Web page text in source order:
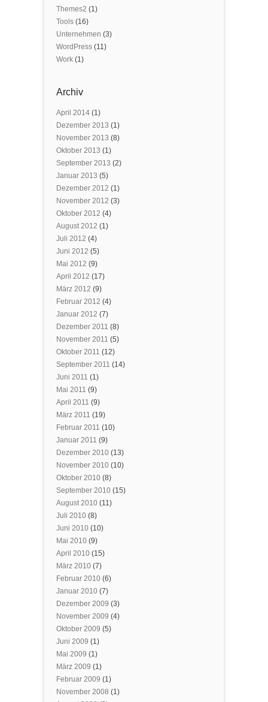
Themes2 (1)
Tools (16)
Unternehmen (3)
WordPress (11)
Work (1)
Archiv
April 2014 (1)
Dezember 2013 (1)
November 2013 (8)
Oktober 2013 (1)
September 2013 (2)
Januar 2013 (5)
Dezember 2012 (1)
November 2012 (3)
Oktober 2012 (4)
August 2012 (1)
Juli 2012 (4)
Juni 2012 (5)
Mai 2012 (9)
April 2012 (17)
März 2012 (9)
Februar 2012 (4)
Januar 2012 (7)
Dezember 2011 (8)
November 2011 (5)
Oktober 2011 (12)
September 2011 (14)
Juni 2011 (1)
Mai 2011 (9)
April 2011 (9)
März 2011 (19)
Februar 2011 (10)
Januar 2011 (9)
Dezember 2010 (13)
November 2010 (10)
Oktober 2010 (8)
September 2010 (15)
August 2010 (11)
Juli 2010 (8)
Juni 2010 (10)
Mai 2010 (9)
April 2010 (15)
März 2010 (7)
Februar 2010 (6)
Januar 2010 (7)
Dezember 2009 (3)
November 2009 (4)
Oktober 2009 (5)
Juni 2009 (1)
Mai 2009 (1)
März 2009 (1)
Februar 2009 (1)
November 2008 (1)